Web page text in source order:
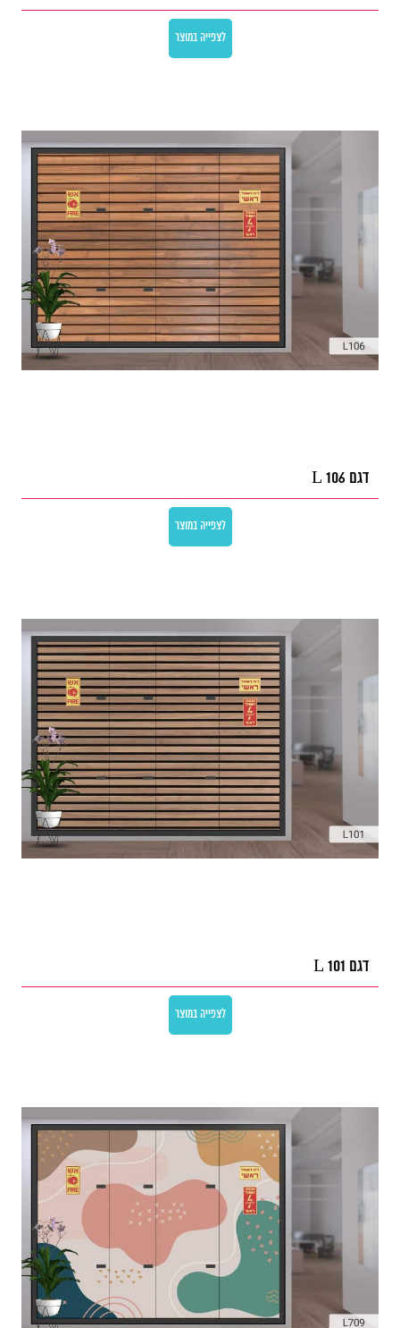
לצפייה במוצר
דגם L 106
לצפייה במוצר
דגם L 101
לצפייה במוצר